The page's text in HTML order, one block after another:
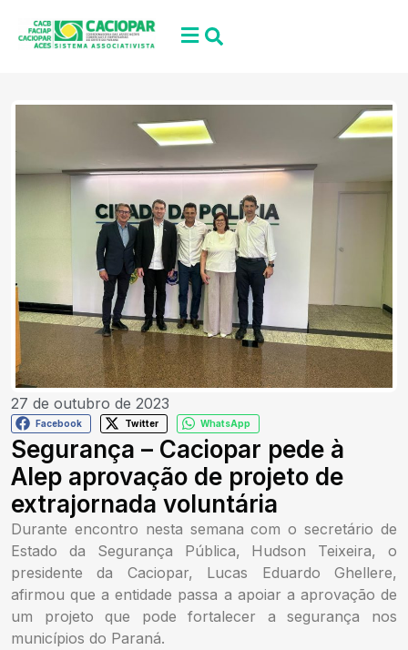
27 de outubro de 2023
Facebook Twitter WhatsApp
Segurança – Caciopar pede à
Alep aprovação de projeto de
extrajornada voluntária
Durante encontro nesta semana com o secretário de
Estado da Segurança Pública, Hudson Teixeira, o
presidente da Caciopar, Lucas Eduardo Ghellere,
afirmou que a entidade passa a apoiar a aprovação de
um projeto que pode fortalecer a segurança nos
municípios do Paraná.